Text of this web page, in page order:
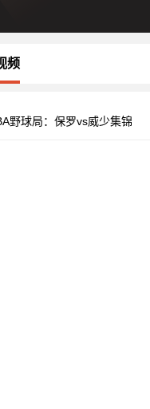
频
野球局：保罗vs威少集锦